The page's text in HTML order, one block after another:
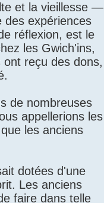
et la vieillesse —
des expériences
réflexion, est le
les Gwich'ins,
reçu des dons,
de nombreuses
appellerions les
les anciens
dotées d'une
Les anciens
faire dans telle